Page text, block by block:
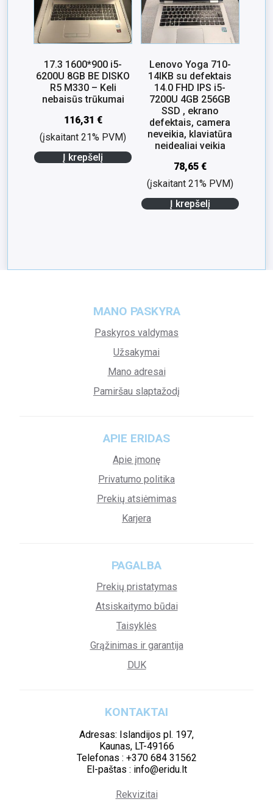
17.3 1600*900 i5-
6200U 8GB BE DISKO
R5 M330 – Keli
nebaisūs trūkumai
116,31 €
(įskaitant 21% PVM)
Į krepšelį
Lenovo Yoga 710-
14IKB su defektais
14.0 FHD IPS i5-
7200U 4GB 256GB
SSD , ekrano
defektais, camera
neveikia, klaviatūra
neidealiai veikia
78,65 €
(įskaitant 21% PVM)
Į krepšelį
MANO PASKYRA
Paskyros valdymas
Užsakymai
Mano adresai
Pamiršau slaptažodį
APIE ERIDAS
Apie įmonę
Privatumo politika
Prekių atsiėmimas
Karjera
PAGALBA
Prekių pristatymas
Atsiskaitymo būdai
Taisyklės
Grąžinimas ir garantija
DUK
KONTAKTAI
Adresas: Islandijos pl. 197,
Kaunas, LT-49166
Telefonas : +370 684 31562
El-paštas : info@eridu.lt
Rekvizitai